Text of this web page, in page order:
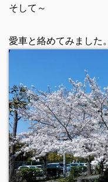
そして～
愛車と絡めてみました。